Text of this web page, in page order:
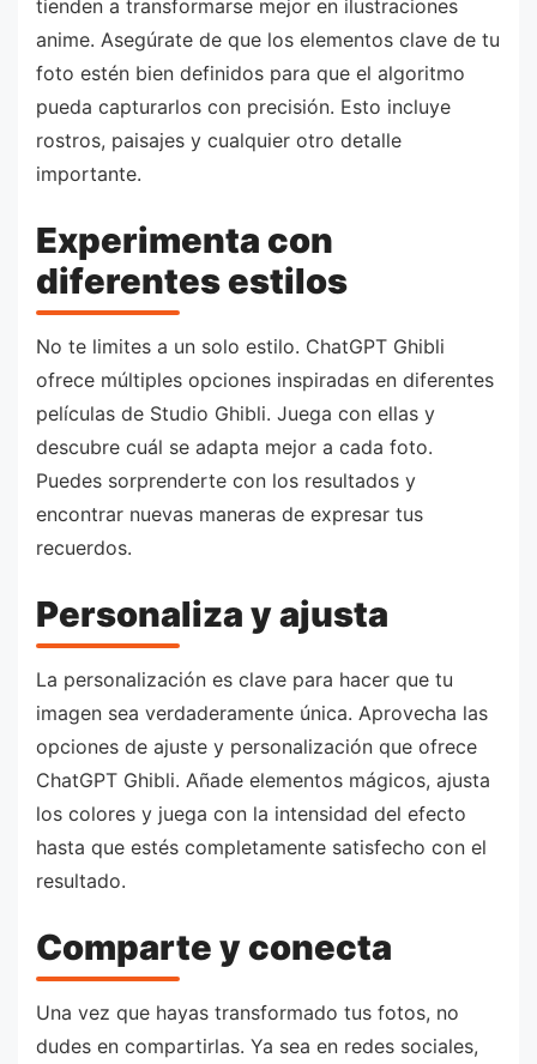
tienden a transformarse mejor en ilustraciones
anime. Asegúrate de que los elementos clave de tu
foto estén bien definidos para que el algoritmo
pueda capturarlos con precisión. Esto incluye
rostros, paisajes y cualquier otro detalle
importante.
Experimenta con
diferentes estilos
No te limites a un solo estilo. ChatGPT Ghibli
ofrece múltiples opciones inspiradas en diferentes
películas de Studio Ghibli. Juega con ellas y
descubre cuál se adapta mejor a cada foto.
Puedes sorprenderte con los resultados y
encontrar nuevas maneras de expresar tus
recuerdos.
Personaliza y ajusta
La personalización es clave para hacer que tu
imagen sea verdaderamente única. Aprovecha las
opciones de ajuste y personalización que ofrece
ChatGPT Ghibli. Añade elementos mágicos, ajusta
los colores y juega con la intensidad del efecto
hasta que estés completamente satisfecho con el
resultado.
Comparte y conecta
Una vez que hayas transformado tus fotos, no
dudes en compartirlas. Ya sea en redes sociales,